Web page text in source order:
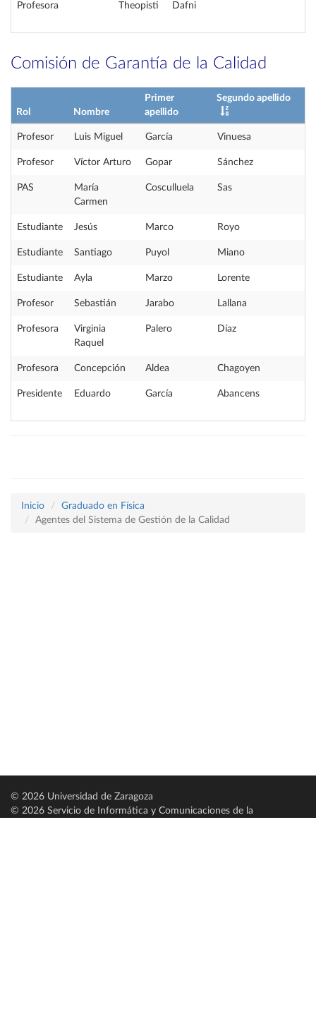
Profesora Theopisti Dafni
Comisión de Garantía de la Calidad
Rol Nombre
Primer
apellido
Segundo apellido
Profesor Luis Miguel García Vinuesa
Profesor Víctor Arturo Gopar Sánchez
PAS
María
Carmen
Cosculluela Sas
Estudiante Jesús Marco Royo
Estudiante Santiago Puyol Miano
Estudiante Ayla Marzo Lorente
Profesor Sebastián Jarabo Lallana
Profesora
Virginia
Raquel
Palero Díaz
Profesora Concepción Aldea Chagoyen
Presidente Eduardo García Abancens
Inicio
Graduado en Física
Agentes del Sistema de Gestión de la Calidad
© 2026 Universidad de Zaragoza
© 2026 Servicio de Informática y Comunicaciones de la